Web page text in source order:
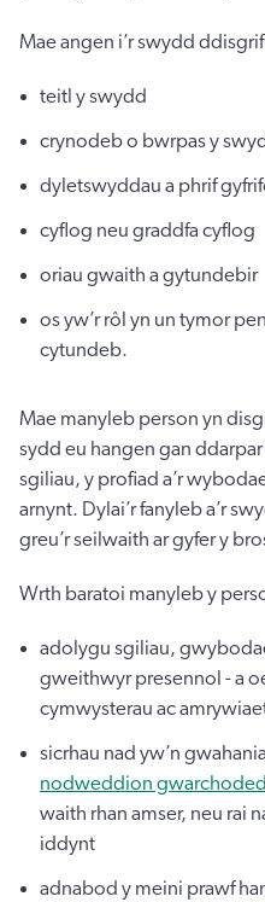
Mae angen i’r swydd
teitl y swydd
crynodeb o bwrpas y
dyletswyddau a phrif
cyflog neu graddfa cyflog
oriau gwaith a gytundebir
os yw’r rôl yn un tymor
cytundeb.
Mae manyleb person yn
sydd eu hangen gan
sgiliau, y profiad a’r
arnynt. Dylai’r fanyleb a’r
greu’r seilwaith ar gyfer y
Wrth baratoi manyleb y
adolygu sgiliau,
gweithwyr presennol - a
cymwysterau ac
sicrhau nad yw’n
nodweddion
waith rhan amser, neu rai
iddynt
adnabod y meini prawf